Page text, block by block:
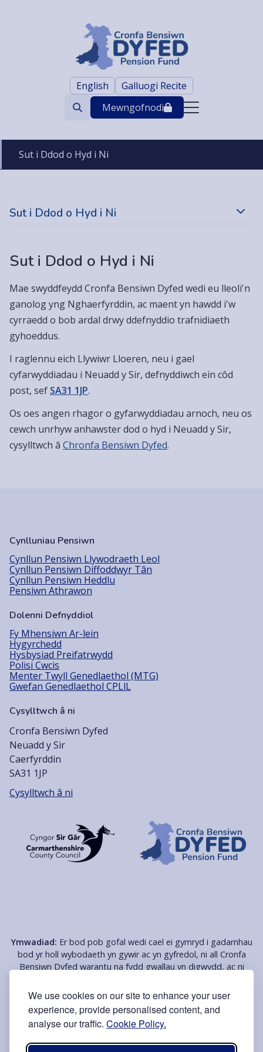
We use cookies on our site to enhance your user
experience, provide personalised content, and
analyse our traffic. Cookie Policy.
English Galluogi Recite
Search
Mewngofnodi
Sut i Ddod o Hyd i Ni
Sut i Ddod o Hyd i Ni
Sut i Ddod o Hyd i Ni
Mae swyddfeydd Cronfa Bensiwn Dyfed wedi eu lleoli'n
ganolog yng Nghaerfyrddin, ac maent yn hawdd i'w
cyrraedd o bob ardal drwy ddefnyddio trafnidiaeth
gyhoeddus.
I raglennu eich Llywiwr Lloeren, neu i gael
cyfarwyddiadau i Neuadd y Sir, defnyddiwch ein côd
post, sef SA31 1JP.
Os oes angen rhagor o gyfarwyddiadau arnoch, neu os
cewch unrhyw anhawster dod o hyd i Neuadd y Sir,
cysylltwch â Chronfa Bensiwn Dyfed.
Cynlluniau Pensiwn
Cynllun Pensiwn Llywodraeth Leol
Cynllun Pensiwn Diffoddwyr Tân
Cynllun Pensiwn Heddlu
Pensiwn Athrawon
Dolenni Defnyddiol
Fy Mhensiwn Ar-lein
Hygyrchedd
Hysbysiad Preifatrwydd
Polisi Cwcis
Menter Twyll Genedlaethol (MTG)
Gwefan Genedlaethol CPLlL
Cysylltwch â ni
Cronfa Bensiwn Dyfed
Neuadd y Sir
Caerfyrddin
SA31 1JP
Cysylltwch â ni
Ymwadiad: Er bod pob gofal wedi cael ei gymryd i gadarnhau
bod yr holl wybodaeth yn gywir ac yn gyfredol, ni all Cronfa
Bensiwn Dyfed warantu na fydd gwallau yn digwydd, ac ni
anghyfleustra a achosir o ganlyniad i unrhyw wall neu
gamgymeriad ar y tudalennau hyn. Mae nifer o'r dolenni yn
cysylltu â thudalennau â gynhelir gan gyrff eraill, sy’n cael eu
darparu er mwyn eich cyfleustra. Nad yw’r Gronfa yn
cymeradwyo nac yn cefnogi'r cyrff dan sylw, y wybodaeth ar eu